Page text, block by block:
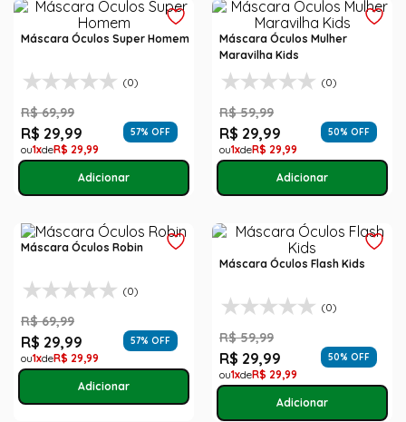
Máscara Óculos Super Homem
(0)
R$ 69,99
R$ 29,99 57% OFF
1 R$ 29,99
Máscara Óculos Mulher
Maravilha Kids
(0)
R$ 59,99
R$ 29,99 50% OFF
1 R$ 29,99
Máscara Óculos Robin
(0)
R$ 69,99
R$ 29,99 57% OFF
1 R$ 29,99
Máscara Óculos Flash Kids
(0)
R$ 59,99
R$ 29,99 50% OFF
1 R$ 29,99